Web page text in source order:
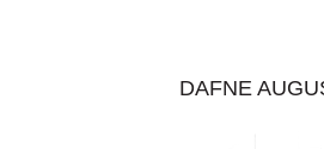
DAFNE